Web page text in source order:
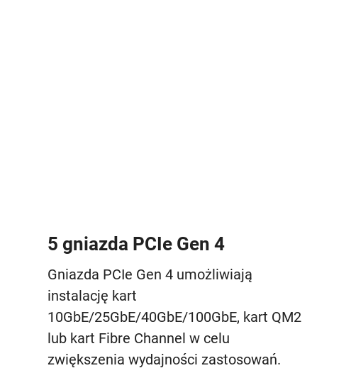
5 gniazda PCIe Gen 4
Gniazda PCIe Gen 4 umożliwiają
instalację kart
10GbE/25GbE/40GbE/100GbE, kart QM2
lub kart Fibre Channel w celu
zwiększenia wydajności zastosowań.